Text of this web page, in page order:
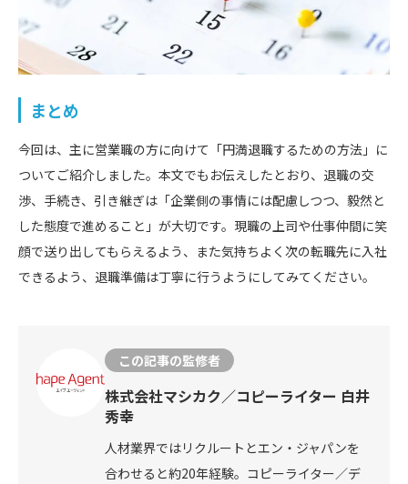
まとめ
今回は、主に営業職の方に向けて「円満退職するための方法」に
ついてご紹介しました。本文でもお伝えしたとおり、退職の交
渉、手続き、引き継ぎは「企業側の事情には配慮しつつ、毅然と
した態度で進めること」が大切です。現職の上司や仕事仲間に笑
顔で送り出してもらえるよう、また気持ちよく次の転職先に入社
できるよう、退職準備は丁寧に行うようにしてみてください。
この記事の監修者
株式会社マシカク／コピーライター 白井
秀幸
人材業界ではリクルートとエン・ジャパンを
合わせると約20年経験。コピーライター／デ